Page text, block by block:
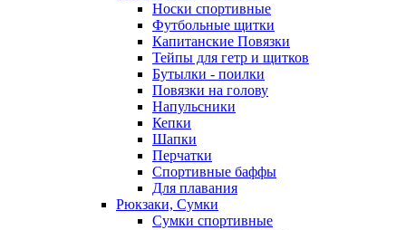
Носки спортивные
Футбольные щитки
Капитанские Повязки
Тейпы для гетр и щитков
Бутылки - поилки
Повязки на голову
Напульсники
Кепки
Шапки
Перчатки
Спортивные баффы
Для плавания
Рюкзаки, Сумки
Сумки спортивные